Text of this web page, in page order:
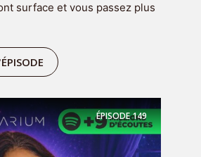
emails et audio d'hypnose
pendant 7 jours pour
en vous
:
LE CADEAU
surface et vous passez plus
ÉPISODE149